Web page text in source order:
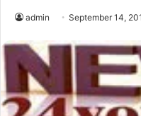
admin September 14,